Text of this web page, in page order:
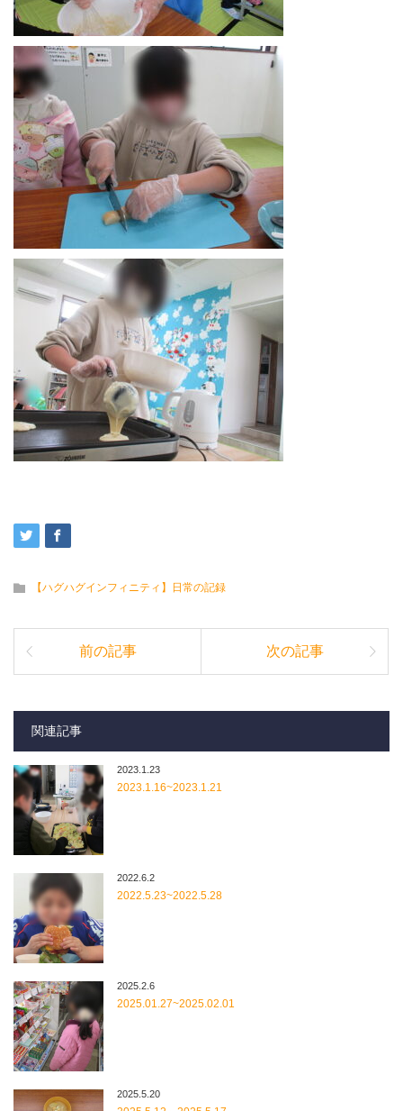
【ハグハグインフィニティ】日常の記録
前の記事 次の記事
関連記事
2023.1.23
2023.1.16~2023.1.21
2022.6.2
2022.5.23~2022.5.28
2025.2.6
2025.01.27~2025.02.01
2025.5.20